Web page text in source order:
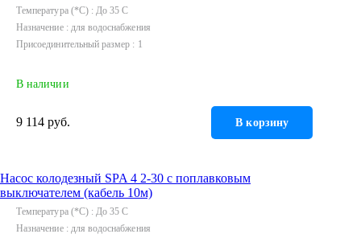
Температура (*С)
До 35 C
Назначение
для водоснабжения
Присоединительный размер
1
В наличии
9 114 руб. В корзину
Насос колодезный SPA 4 2-30 с поплавковым
выключателем (кабель 10м)
Температура (*С)
До 35 C
Назначение
для водоснабжения